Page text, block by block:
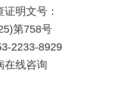
明文号：
第758号
2233-8929
在线咨询